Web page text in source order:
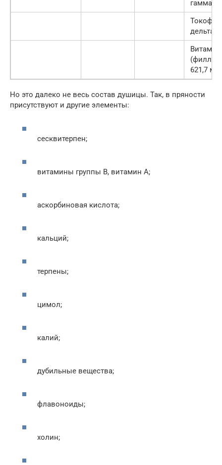
гамма
дельта
621,7 мкг
Но это далеко не весь состав душицы. Так, в пряности
присутствуют и другие элементы:
сесквитерпен;
витамины группы B, витамин А;
аскорбиновая кислота;
кальций;
терпены;
цимол;
калий;
дубильные вещества;
флавоноиды;
холин;